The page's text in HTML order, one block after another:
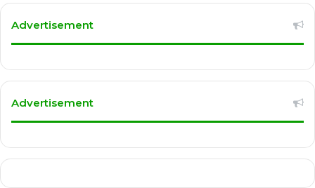
Advertisement
Advertisement